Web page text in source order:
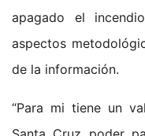
apagado el
aspectos
de la información.
“Para mi tiene un